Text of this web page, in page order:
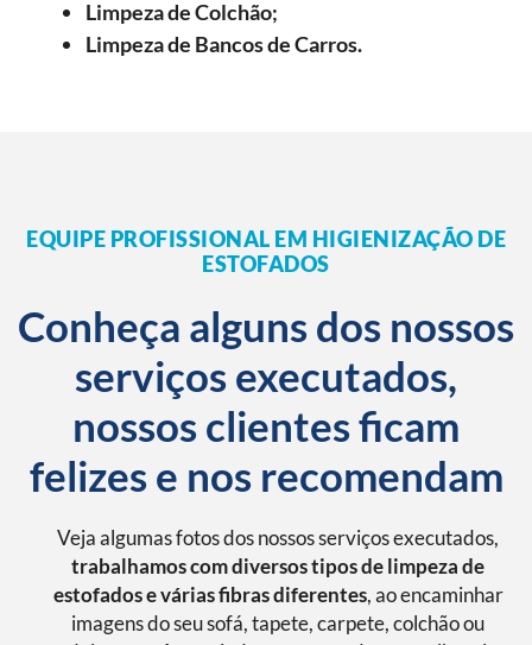
Limpeza de Colchão;
Limpeza de Bancos de Carros.
EQUIPE PROFISSIONAL EM HIGIENIZAÇÃO DE
ESTOFADOS
Conheça alguns dos nossos
serviços executados,
nossos clientes ficam
felizes e nos recomendam
Veja algumas fotos dos nossos serviços executados,
trabalhamos com diversos tipos de limpeza de
estofados e várias fibras diferentes, ao encaminhar
imagens do seu sofá, tapete, carpete, colchão ou